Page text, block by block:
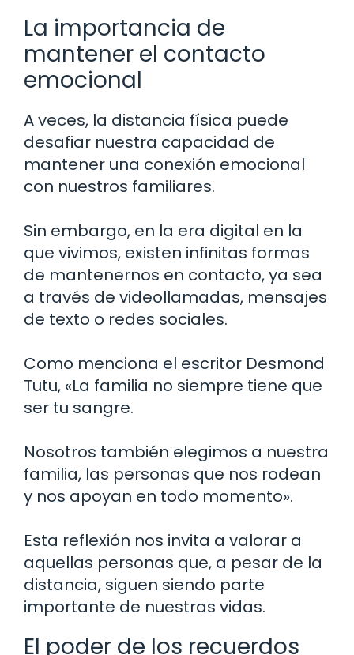
La importancia de
mantener el contacto
emocional
A veces, la distancia física puede
desafiar nuestra capacidad de
mantener una conexión emocional
con nuestros familiares.
Sin embargo, en la era digital en la
que vivimos, existen infinitas formas
de mantenernos en contacto, ya sea
a través de videollamadas, mensajes
de texto o redes sociales.
Como menciona el escritor Desmond
Tutu, «La familia no siempre tiene que
ser tu sangre.
Nosotros también elegimos a nuestra
familia, las personas que nos rodean
y nos apoyan en todo momento».
Esta reflexión nos invita a valorar a
aquellas personas que, a pesar de la
distancia, siguen siendo parte
importante de nuestras vidas.
El poder de los recuerdos